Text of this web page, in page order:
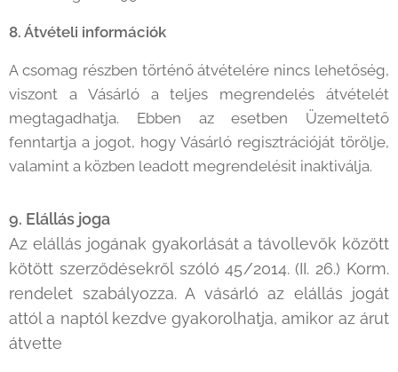
8. Átvételi információk
A csomag részben történő átvételére nincs lehetőség,
viszont a Vásárló a teljes megrendelés átvételét
megtagadhatja. Ebben az esetben Üzemeltető
fenntartja a jogot, hogy Vásárló regisztrációját törölje,
valamint a közben leadott megrendelésit inaktiválja.
9. Elállás joga
Az elállás jogának gyakorlását a távollevők között
kötött szerződésekről szóló 45/2014. (II. 26.) Korm.
rendelet szabályozza. A vásárló az elállás jogát
attól a naptól kezdve gyakorolhatja, amikor az árut
átvette